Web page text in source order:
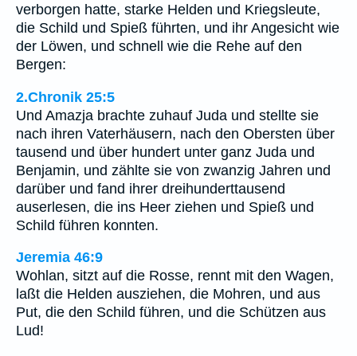
verborgen hatte, starke Helden und Kriegsleute,
die Schild und Spieß führten, und ihr Angesicht wie
der Löwen, und schnell wie die Rehe auf den
Bergen:
2.Chronik 25:5
Und Amazja brachte zuhauf Juda und stellte sie
nach ihren Vaterhäusern, nach den Obersten über
tausend und über hundert unter ganz Juda und
Benjamin, und zählte sie von zwanzig Jahren und
darüber und fand ihrer dreihunderttausend
auserlesen, die ins Heer ziehen und Spieß und
Schild führen konnten.
Jeremia 46:9
Wohlan, sitzt auf die Rosse, rennt mit den Wagen,
laßt die Helden ausziehen, die Mohren, und aus
Put, die den Schild führen, und die Schützen aus
Lud!